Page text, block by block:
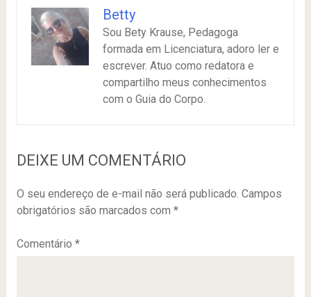
Betty
Sou Bety Krause, Pedagoga
formada em Licenciatura, adoro ler e
escrever. Atuo como redatora e
compartilho meus conhecimentos
com o Guia do Corpo.
DEIXE UM COMENTÁRIO
O seu endereço de e-mail não será publicado. Campos
obrigatórios são marcados com *
Comentário *